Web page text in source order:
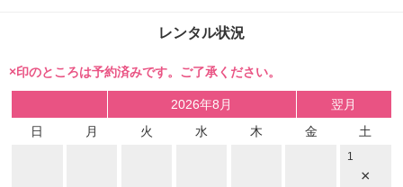
レンタル状況
×印のところは予約済みです。ご了承ください。
2026年8月
翌月
日
月 火 水 木 金 土
1
×